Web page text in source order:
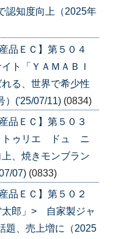
認知度向上（2025年
品ＥＣ】第５０４
ト「ＹＡＭＡＢＩ
る、世界で希少性
）('25/07/11) (0834)
品ＥＣ】第５０３
トゥリエ ドュ ニ
、焼きモンブラン
07) (0833)
品ＥＣ】第５０２
郎」> 自家製ジャ
題、売上増に（2025